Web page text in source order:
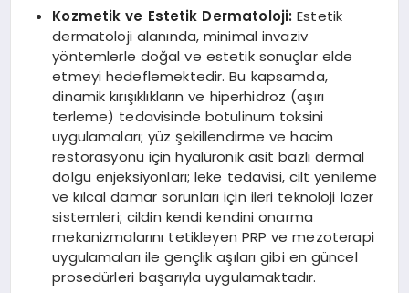
Kozmetik ve Estetik Dermatoloji: Estetik
dermatoloji alanında, minimal invaziv
yöntemlerle doğal ve estetik sonuçlar elde
etmeyi hedeflemektedir. Bu kapsamda,
dinamik kırışıklıkların ve hiperhidroz (aşırı
terleme) tedavisinde botulinum toksini
uygulamaları; yüz şekillendirme ve hacim
restorasyonu için hyalüronik asit bazlı dermal
dolgu enjeksiyonları; leke tedavisi, cilt yenileme
ve kılcal damar sorunları için ileri teknoloji lazer
sistemleri; cildin kendi kendini onarma
mekanizmalarını tetikleyen PRP ve mezoterapi
uygulamaları ile gençlik aşıları gibi en güncel
prosedürleri başarıyla uygulamaktadır.